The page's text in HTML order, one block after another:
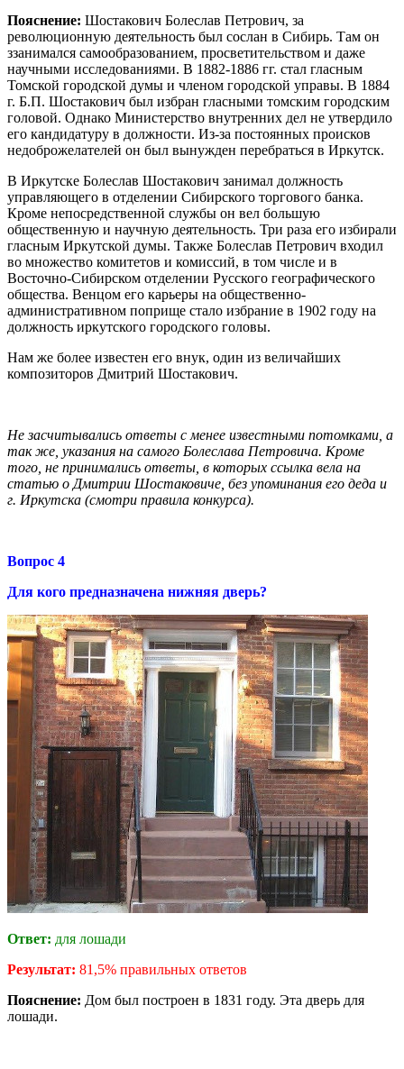
Пояснение: Шостакович Болеслав Петрович, за
революционную деятельность был сослан в Сибирь. Там он
ззанимался самообразованием, просветительством и даже
научными исследованиями. В 1882-1886 гг. стал гласным
Томской городской думы и членом городской управы. В 1884
г. Б.П. Шостакович был избран гласными томским городским
головой. Однако Министерство внутренних дел не утвердило
его канди­датуру в должности. Из-за постоянных происков
недоброжелателей он был вынужден перебраться в Иркутск.
В Иркутске Болеслав Шостакович занимал должность
управляющего в отделении Сибирского торгового банка.
Кроме непосредственной службы он вел большую
общественную и научную деятельность. Три раза его избирали
гласным Иркутской думы. Также Болеслав Петрович входил
во множество комитетов и комиссий, в том числе и в
Восточно-Сибирском отделении Русского географического
общества. Венцом его карьеры на общественно-
административном поприще стало избрание в 1902 году на
должность иркутского городского головы.
Нам же более известен его внук, один из величайших
композиторов Дмитрий Шостакович.
Не засчитывались ответы с менее известными потомками, а
так же, указания на самого Болеслава Петровича. Кроме
того, не принимались ответы, в которых ссылка вела на
статью о Дмитрии Шостаковиче, без упоминания его деда и
г. Иркутска (смотри правила конкурса).
Вопрос 4
Для кого предназначена нижняя дверь?
Ответ: для лошади
Результат: 81,5% правильных ответов
Пояснение: Дом был построен в 1831 году. Эта дверь для
лошади.